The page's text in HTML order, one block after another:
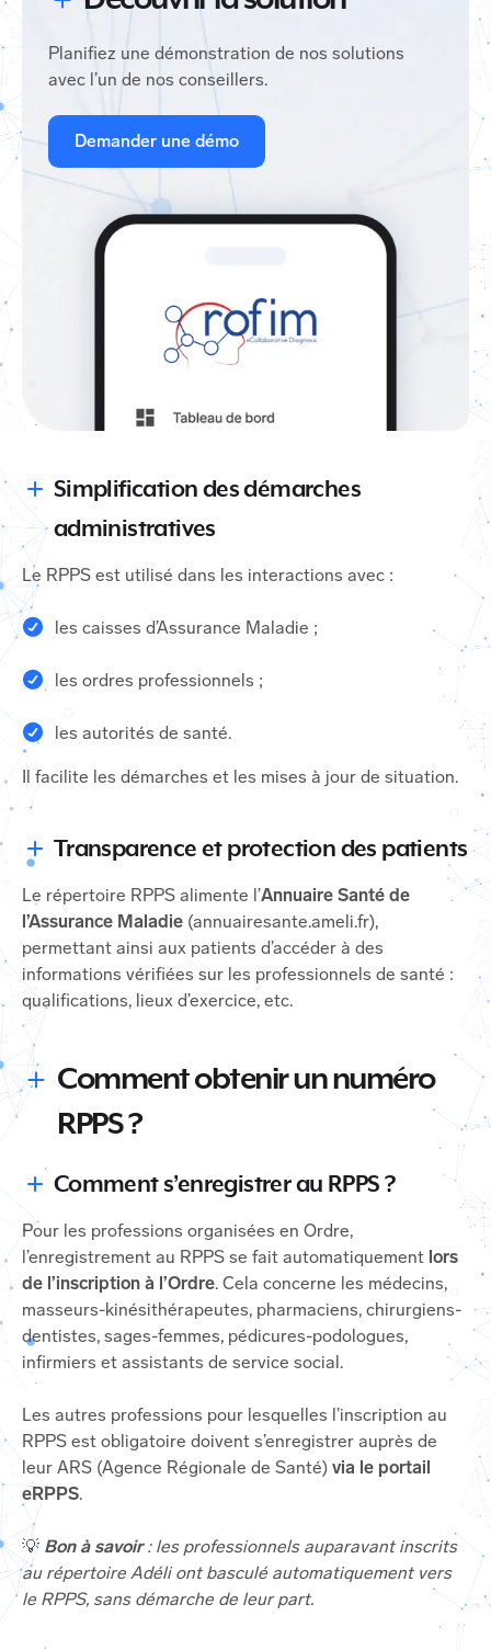
Planifiez une démonstration de nos solutions
avec l’un de nos conseillers.
Demander une démo
Simplification des démarches
administratives
Le RPPS est utilisé dans les interactions avec :
les caisses d’Assurance Maladie ;
les ordres professionnels ;
les autorités de santé.
Il facilite les démarches et les mises à jour de situation.
Transparence et protection des patients
Le répertoire RPPS alimente l’Annuaire Santé de
l’Assurance Maladie (annuairesante.ameli.fr),
permettant ainsi aux patients d’accéder à des
informations vérifiées sur les professionnels de santé :
qualifications, lieux d’exercice, etc.
Comment obtenir un numéro
RPPS ?
Comment s’enregistrer au RPPS ?
Pour les professions organisées en Ordre,
l’enregistrement au RPPS se fait automatiquement lors
de l’inscription à l’Ordre. Cela concerne les médecins,
masseurs-kinésithérapeutes, pharmaciens, chirurgiens-
dentistes, sages-femmes, pédicures-podologues,
infirmiers et assistants de service social.
Les autres professions pour lesquelles l’inscription au
RPPS est obligatoire doivent s’enregistrer auprès de
leur ARS (Agence Régionale de Santé) via le portail
eRPPS.
💡 Bon à savoir: les professionnels auparavant inscrits
au répertoire Adéli ont basculé automatiquement vers
le RPPS, sans démarche de leur part.